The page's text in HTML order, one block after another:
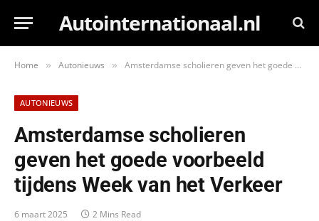
Autointernationaal.nl
Home » Autonieuws » Amsterdamse scholieren geven het goede voorbeeld tijdens Week van het Verkeer
AUTONIEUWS
Amsterdamse scholieren
geven het goede voorbeeld
tijdens Week van het Verkeer
6 maart 2025 2 Mins Read